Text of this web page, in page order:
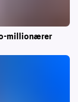
millionærer